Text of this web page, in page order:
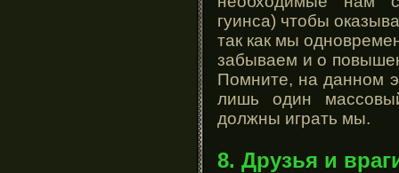
гуинса) чтобы
так как мы
забываем и о
Помните, на данном
лишь один
должны играть мы.
8. Друзья и